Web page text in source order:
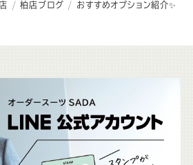
トップページ
柏店ブログ おすすめオプション紹介✨